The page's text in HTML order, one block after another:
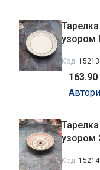
Код:
узором
Код: